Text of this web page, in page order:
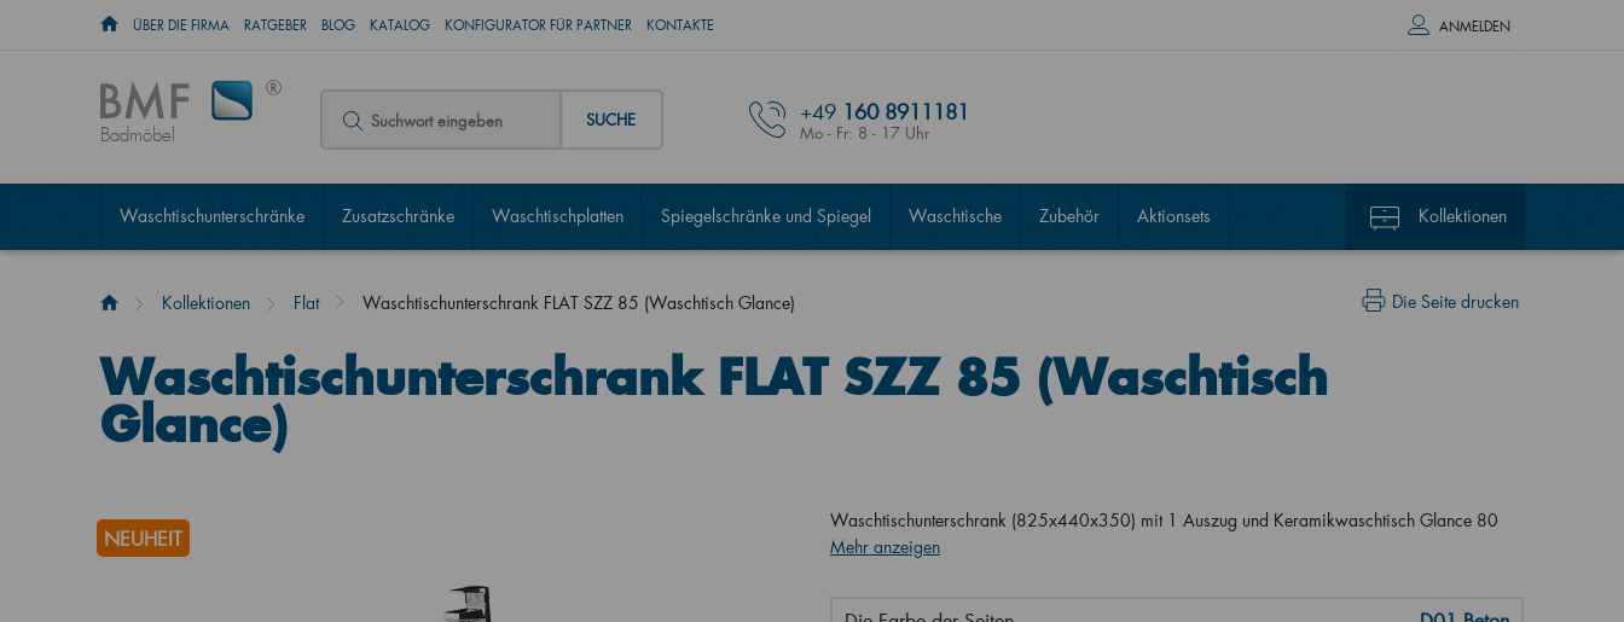
ÜBER DIE FIRMA RATGEBER BLOG KATALOG KONFIGURATOR FÜR PARTNER KONTAKTE ANMELDEN
Badmöbel
SUCHE +49 160 8911181
Mo - Fr: 8 - 17 Uhr
Waschtischunterschränke Zusatzschränke Waschtischplatten Spiegelschränke und Spiegel Waschtische Zubehör Aktionsets Kollektionen
Die Seite drucken
Kollektionen Flat Waschtischunterschrank FLAT SZZ 85 (Waschtisch Glance)
Waschtischunterschrank FLAT SZZ 85 (Waschtisch
Glance)
NEUHEIT
Waschtischunterschrank (825x440x350) mit 1 Auszug und Keramikwaschtisch Glance 80
Mehr anzeigen